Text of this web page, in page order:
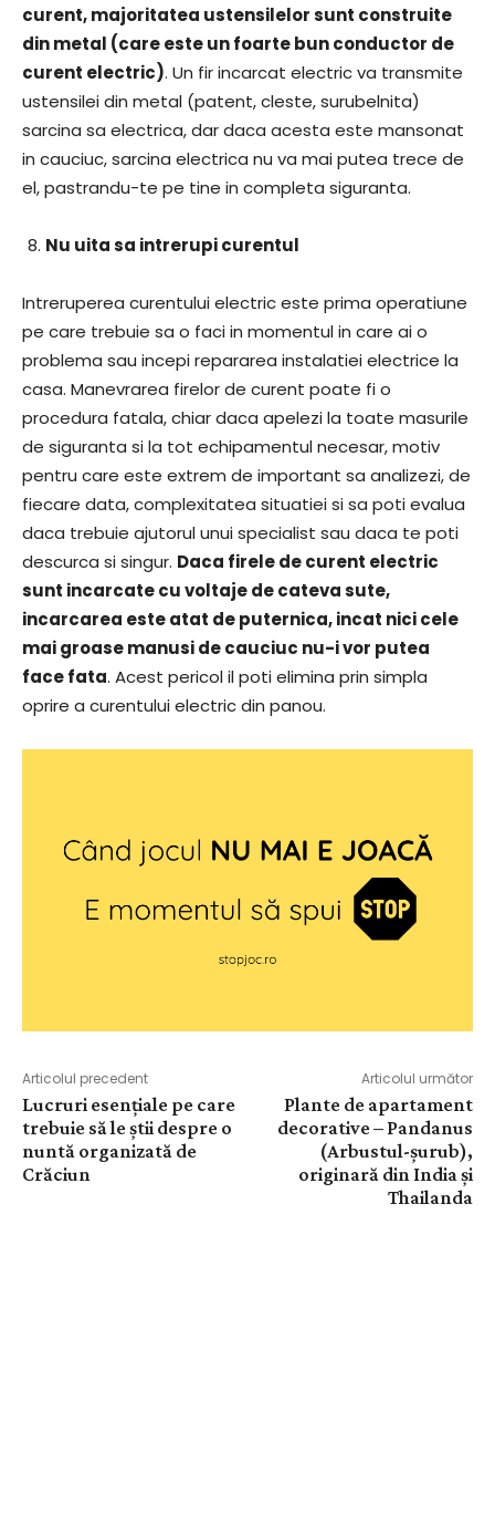
curent, majoritatea ustensilelor sunt construite
din metal (care este un foarte bun conductor de
curent electric). Un fir incarcat electric va transmite
ustensilei din metal (patent, cleste, surubelnita)
sarcina sa electrica, dar daca acesta este mansonat
in cauciuc, sarcina electrica nu va mai putea trece de
el, pastrandu-te pe tine in completa siguranta.
Nu uita sa intrerupi curentul
Intreruperea curentului electric este prima operatiune
pe care trebuie sa o faci in momentul in care ai o
problema sau incepi repararea instalatiei electrice la
casa. Manevrarea firelor de curent poate fi o
procedura fatala, chiar daca apelezi la toate masurile
de siguranta si la tot echipamentul necesar, motiv
pentru care este extrem de important sa analizezi, de
fiecare data, complexitatea situatiei si sa poti evalua
daca trebuie ajutorul unui specialist sau daca te poti
descurca si singur. Daca firele de curent electric
sunt incarcate cu voltaje de cateva sute,
incarcarea este atat de puternica, incat nici cele
mai groase manusi de cauciuc nu-i vor putea
face fata. Acest pericol il poti elimina prin simpla
oprire a curentului electric din panou.
Articolul precedent
Lucruri esențiale pe care
trebuie să le știi despre o
nuntă organizată de
Crăciun
Articolul următor
Plante de apartament
decorative – Pandanus
(Arbustul-șurub),
originară din India și
Thailanda